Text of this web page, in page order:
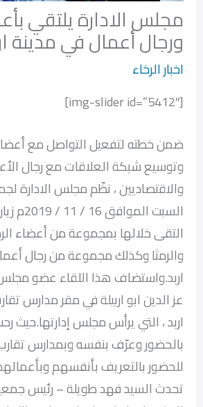
مجلس الادارة يلتقي
ورجال أعمال في مدينة
اخبار الرخاء
[img-slider id=”5412″]
ضمن خطته لتفعيل التواصل مع
وتوسيع شبكة العلاقات مع رجال
والاقتصاديين ، نظّم مجلس الادارة
السبت
التقى خلالها بمجموعة من أعضاء
والرمثا وكذلك مجموعة من رجال
اربد.واستضاف هذا اللقاء عضو مجلس
عز الدين ابو اربيلة في مقر مدارس
اربد ، التي يرأس مجلس إدارتها.حيث
بالحضور وعرّف بنفسه وبمدارس
للحضور بالتعريف بأنفسهم
تحدث السيد فهد طويلة – رئيس